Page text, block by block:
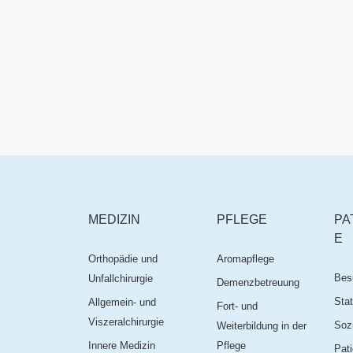
MEDIZIN
Orthopädie und
Unfallchirurgie
Allgemein- und
Viszeralchirurgie
Innere Medizin
PFLEGE
Aromapflege
Demenzbetreuung
Fort- und
Weiterbildung in der
Pflege
E